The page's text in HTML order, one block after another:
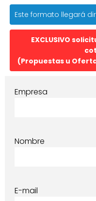
Este formato llegará
EXCLUSIVO
(Propuestas u
Empresa
Nombre
E-mail